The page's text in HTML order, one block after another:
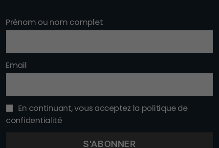
Prénom ou nom complet
Email
En continuant, vous acceptez la politique de
confidentialité